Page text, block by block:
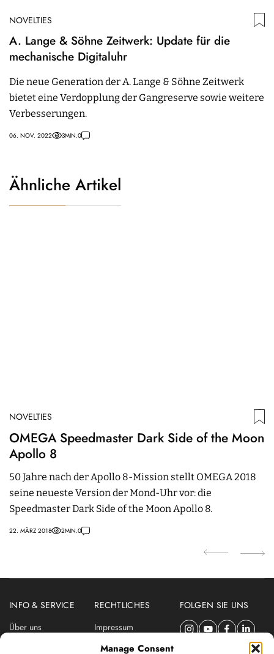
Manage Consent
NOVELTIES
A. Lange & Söhne Zeitwerk: Update für die
mechanische Digitaluhr
Die neue Generation der A. Lange & Söhne Zeitwerk
bietet eine Verdopplung der Gangreserve sowie weitere
Verbesserungen.
06. NOV. 2022 3MIN.0
Ähnliche Artikel
NOVELTIES
OMEGA Speedmaster Dark Side of the Moon
Apollo 8
50 Jahre nach der Apollo 8-Mission stellt OMEGA 2018
seine neueste Version der Mond-Uhr vor: die
Speedmaster Dark Side of the Moon Apollo 8.
22. MÄRZ 2018 2MIN.0
INFO & SERVICE
Über uns
RECHTLICHES
Impressum
Datenschutzerklärung
FOLGEN SIE UNS